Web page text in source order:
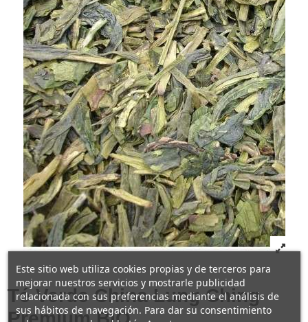
Té Verde China Lung Ching
Este sitio web utiliza cookies propias y de terceros para
mejorar nuestros servicios y mostrarle publicidad
relacionada con sus preferencias mediante el análisis de
sus hábitos de navegación. Para dar su consentimiento